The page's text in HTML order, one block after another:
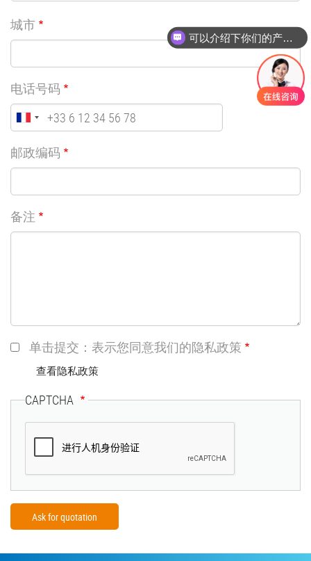
城市
电话号码
邮政编码
备注
单击提交：表示您同意我们的隐私政策
查看隐私政策
CAPTCHA
可以介绍下你们的产品么